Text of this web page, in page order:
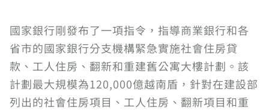
國家銀行剛發布了一項指令，指導商業銀行和各
省市的國家銀行分支機構緊急實施社會住房貸
款、工人住房、翻新和重建舊公寓大樓計劃。該
計劃最大規模為120,000億越南盾，針對在建設部
列出的社會住房項目、工人住房、翻新項目和重